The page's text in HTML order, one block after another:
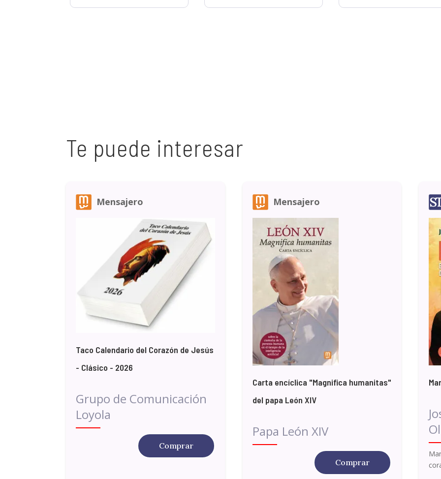
Te puede interesar
Mensajero
Taco Calendario del Corazón de Jesús
- Clásico - 2026
Grupo de Comunicación
Loyola
Comprar
Mensajero
Carta encíclica "Magnifica humanitas"
del papa León XIV
Papa León XIV
Comprar